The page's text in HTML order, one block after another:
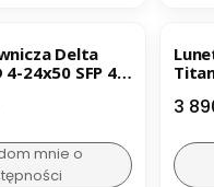
Delta
24x50 SFP 4A
mnie o
3